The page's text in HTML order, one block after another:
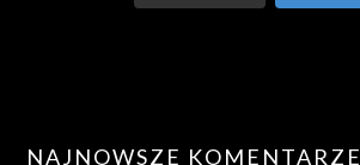
NAJNOWSZE KOMENTARZE